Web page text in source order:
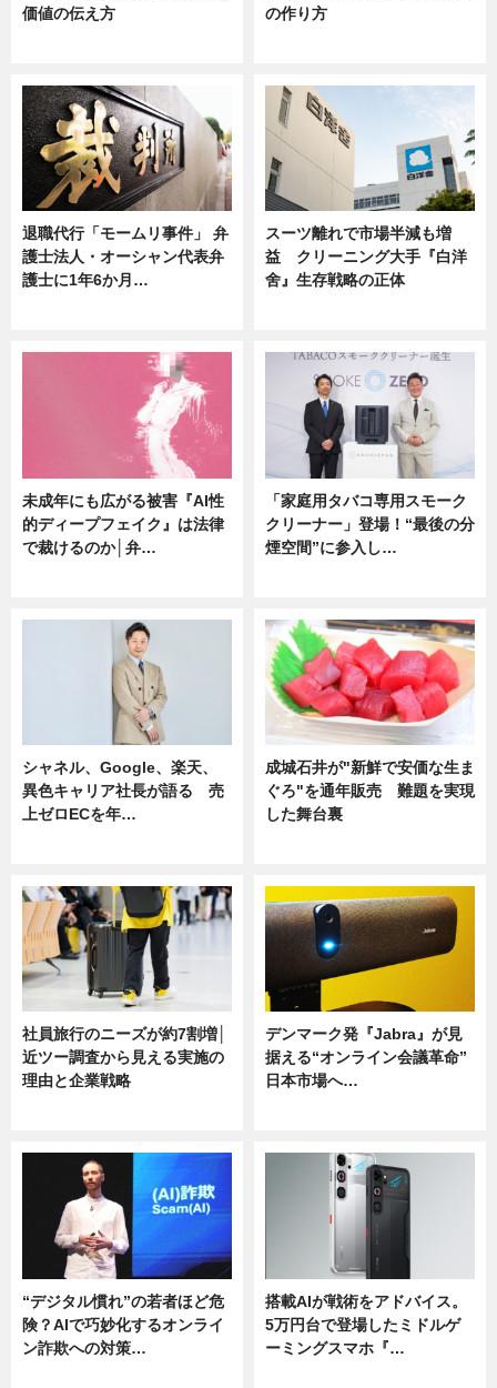
価値の伝え方
の作り方
退職代行「モームリ事件」 弁
護士法人・オーシャン代表弁
護士に1年6か月…
スーツ離れで市場半減も増
益 クリーニング大手『白洋
舍』生存戦略の正体
未成年にも広がる被害『AI性
的ディープフェイク』は法律
で裁けるのか│弁…
「家庭用タバコ専用スモーク
クリーナー」登場！“最後の分
煙空間”に参入し…
シャネル、Google、楽天、
異色キャリア社長が語る 売
上ゼロECを年…
成城石井が"新鮮で安価な生ま
ぐろ"を通年販売 難題を実現
した舞台裏
社員旅行のニーズが約7割増│
近ツー調査から見える実施の
理由と企業戦略
デンマーク発『Jabra』が見
据える“オンライン会議革命”
日本市場へ…
“デジタル慣れ”の若者ほど危
険？AIで巧妙化するオンライ
ン詐欺への対策…
搭載AIが戦術をアドバイス。
5万円台で登場したミドルゲ
ーミングスマホ『…